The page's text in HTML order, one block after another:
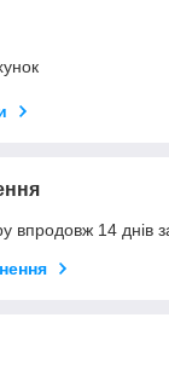
впродовж 14 днів